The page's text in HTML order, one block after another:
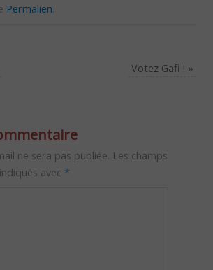
Permalien.
Votez Gafi ! »
ne sera pas publiée. Les champs
avec *